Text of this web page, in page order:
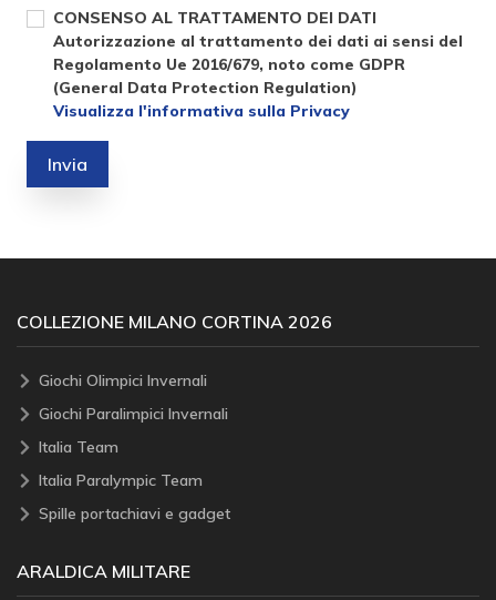
CONSENSO AL TRATTAMENTO DEI DATI
Autorizzazione al trattamento dei dati ai sensi del
Regolamento Ue 2016/679, noto come GDPR
(General Data Protection Regulation)
Visualizza l'informativa sulla Privacy
Invia
COLLEZIONE MILANO CORTINA 2026
Giochi Olimpici Invernali
Giochi Paralimpici Invernali
Italia Team
Italia Paralympic Team
Spille portachiavi e gadget
ARALDICA MILITARE